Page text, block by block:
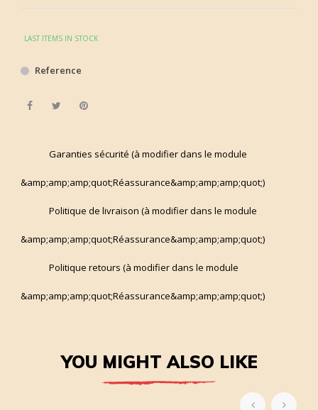
LAST ITEMS IN STOCK
Reference
Share Tweet
Garanties sécurité (à modifier dans le module
&amp;amp;amp;quot;Réassurance&amp;amp;amp;quot;)
Politique de livraison (à modifier dans le module
&amp;amp;amp;quot;Réassurance&amp;amp;amp;quot;)
Politique retours (à modifier dans le module
&amp;amp;amp;quot;Réassurance&amp;amp;amp;quot;)
YOU MIGHT ALSO LIKE